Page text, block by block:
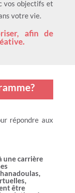
vos objectifs et
votre vie.
afin de
répondre aux
une carrière
être